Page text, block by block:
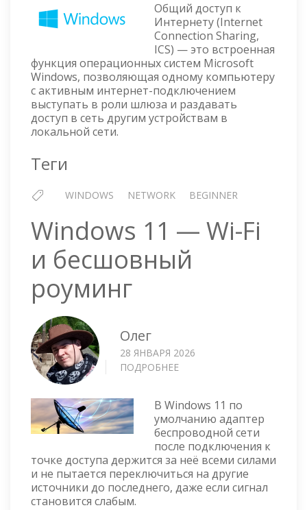
SHARING
Общий доступ к
Интернету (Internet
Connection Sharing,
ICS) — это встроенная
функция операционных систем Microsoft
Windows, позволяющая одному компьютеру
с активным интернет-подключением
выступать в роли шлюза и раздавать
доступ в сеть другим устройствам в
локальной сети.
Теги
WINDOWS NETWORK BEGINNER
Windows 11 — Wi-Fi
и бесшовный
роуминг
Олег
28 ЯНВАРЯ 2026
ПОДРОБНЕЕ
—
WI-
FI
И
БЕСШОВНЫЙ
РОУМИНГ
В Windows 11 по
умолчанию адаптер
беспроводной сети
после подключения к
точке доступа держится за неё всеми силами
и не пытается переключиться на другие
источники до последнего, даже если сигнал
становится слабым.